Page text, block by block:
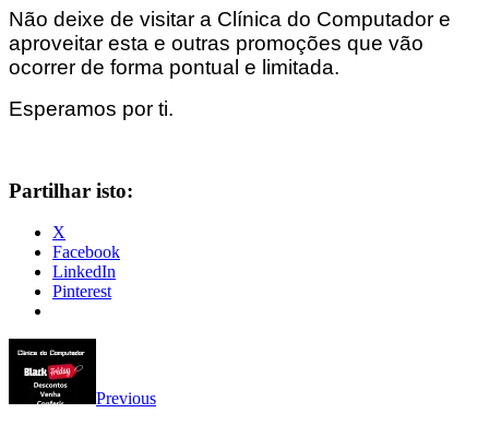
Não deixe de visitar a Clínica do Computador e
aproveitar esta e outras promoções que vão
ocorrer de forma pontual e limitada.
Esperamos por ti.
Partilhar isto:
X
Facebook
LinkedIn
Pinterest
Previous